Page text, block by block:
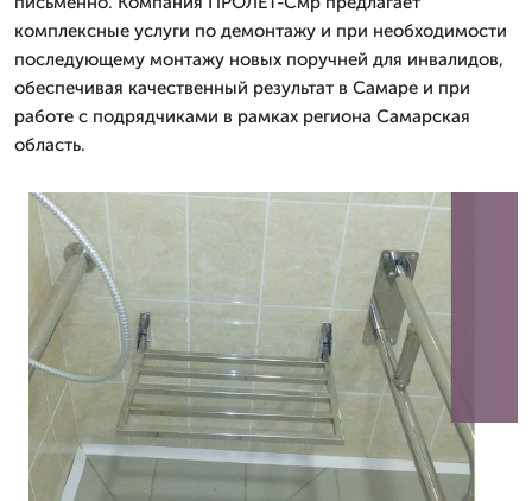
комплексные услуги по демонтажу и при необходимости
последующему монтажу новых поручней для инвалидов,
обеспечивая качественный результат в Самаре и при
работе с подрядчиками в рамках региона Самарская
область.